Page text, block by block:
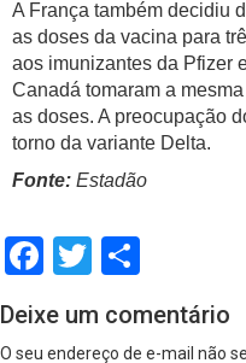
A França também decidiu
as doses da vacina para
aos imunizantes da Pfizer
Canadá tomaram a
as doses. A preocupação
torno da variante Delta.
Fonte: Estadão
Facebook
Twitter
Deixe um comentário
O seu endereço de e-mail não